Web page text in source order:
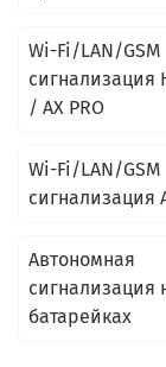
Wi-Fi/LAN/GSM
сигнализация
/ AX PRO
Wi-Fi/LAN/GSM
сигнализация
Автономная
сигнализация
батарейках